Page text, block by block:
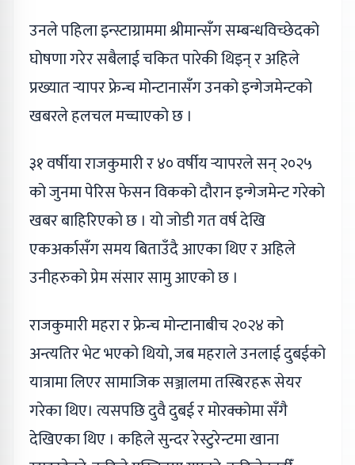
उनले पहिला इन्स्टाग्राममा श्रीमान्सँग सम्बन्धविच्छेदको
घोषणा गरेर सबैलाई चकित पारेकी थिइन् र अहिले
प्रख्यात र्‍यापर फ्रेन्च मोन्टानासँग उनको इन्गेजमेन्टको
खबरले हलचल मच्चाएको छ ।
३१ वर्षीया राजकुमारी र ४० वर्षीय र्‍यापरले सन् २०२५
को जुनमा पेरिस फेसन विकको दौरान इन्गेजमेन्ट गरेकाे
खबर बाहिरिएकाे छ । यो जोडी गत वर्ष देखि
एकअर्कासँग समय बिताउँदै आएका थिए र अहिले
उनीहरुको प्रेम संसार सामु आएको छ ।
राजकुमारी महरा र फ्रेन्च मोन्टानाबीच २०२४ को
अन्त्यतिर भेट भएको थियो, जब महराले उनलाई दुबईको
यात्रामा लिएर सामाजिक सञ्जालमा तस्बिरहरू सेयर
गरेका थिए। त्यसपछि दुवै दुबई र मोरक्कोमा सँगै
देखिएका थिए । कहिले सुन्दर रेस्टुरेन्टमा खाना